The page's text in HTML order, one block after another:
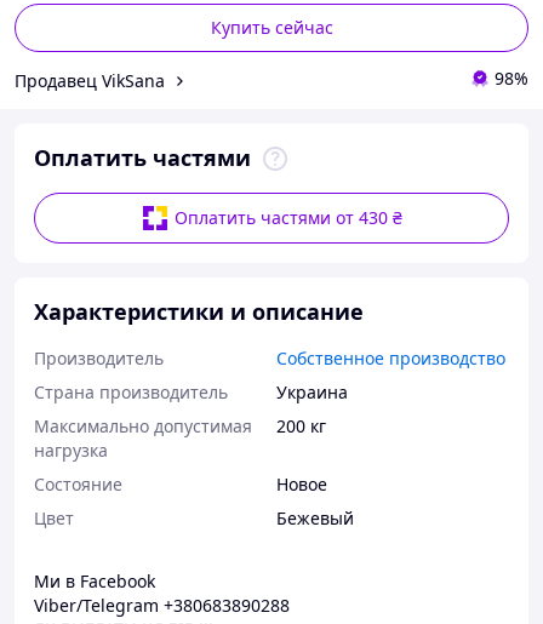
Купить сейчас
Продавец VikSana 98%
Оплатить частями
Оплатить частями от 430 ₴
Характеристики и описание
Производитель
Собственное производство
Страна производитель
Украина
Максимально допустимая
нагрузка
200 кг
Состояние
Новое
Цвет
Бежевый
Ми в Facebook
Viber/Telegram +380683890288